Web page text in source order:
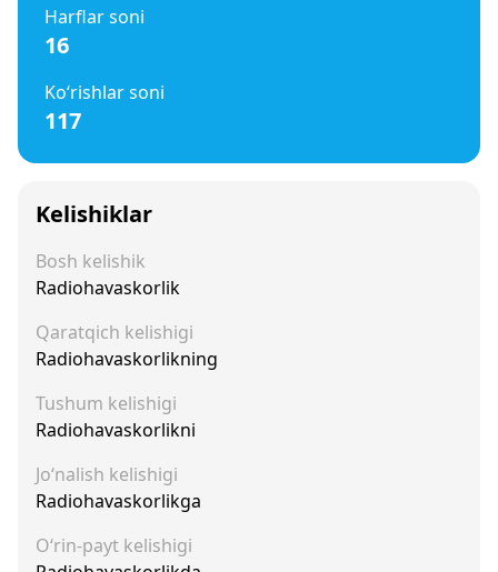
Harflar soni
16
Ko‘rishlar soni
117
Kelishiklar
Bosh kelishik
Radiohavaskorlik
Qaratqich kelishigi
Radiohavaskorlikning
Tushum kelishigi
Radiohavaskorlikni
Jo‘nalish kelishigi
Radiohavaskorlikga
O‘rin-payt kelishigi